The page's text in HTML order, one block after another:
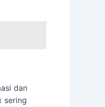
dan
sering